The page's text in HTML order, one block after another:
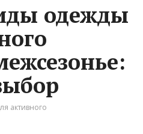
одежды
активного